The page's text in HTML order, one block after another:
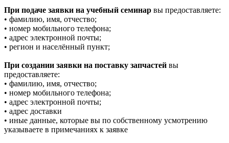
При подаче заявки на учебный семинар вы предоставляете:
• фамилию, имя, отчество;
• номер мобильного телефона;
• адрес электронной почты;
• регион и населённый пункт;
При создании заявки на поставку запчастей вы
предоставляете:
• фамилию, имя, отчество;
• номер мобильного телефона;
• адрес электронной почты;
• адрес доставки
• иные данные, которые вы по собственному усмотрению
указываете в примечаниях к заявке